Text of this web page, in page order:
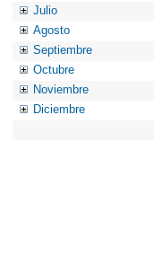
Julio
Agosto
Septiembre
Octubre
Noviembre
Diciembre